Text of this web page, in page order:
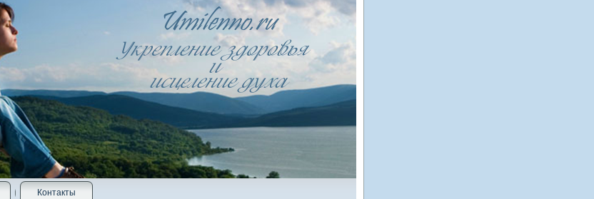
Контакты